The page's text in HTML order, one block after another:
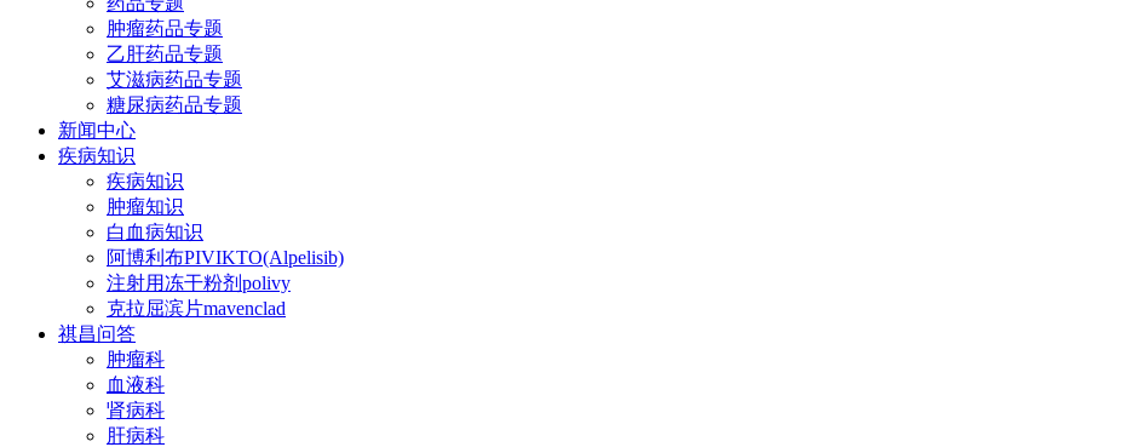
肿瘤药品专题
乙肝药品专题
艾滋病药品专题
糖尿病药品专题
新闻中心
疾病知识
疾病知识
肿瘤知识
白血病知识
阿博利布PIVIKTO(Alpelisib)
注射用冻干粉剂polivy
克拉屈滨片mavenclad
祺昌问答
肿瘤科
血液科
肾病科
肝病科